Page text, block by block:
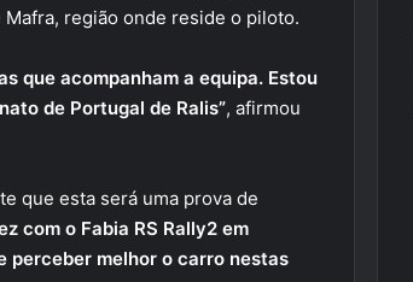
região onde reside o piloto.
que acompanham a equipa. Estou
de Portugal de Ralis”, afirmou
que esta será uma prova de
com o Fabia RS Rally2 em
perceber melhor o carro nestas